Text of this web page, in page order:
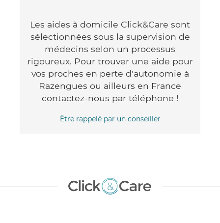
Les aides à domicile Click&Care sont
sélectionnées sous la supervision de
médecins selon un processus
rigoureux. Pour trouver une aide pour
vos proches en perte d'autonomie à
Razengues ou ailleurs en France
contactez-nous par téléphone !
Être rappelé par un conseiller